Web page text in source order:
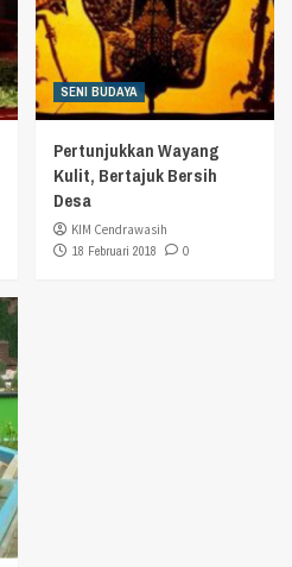
SENI BUDAYA
Pertunjukkan Wayang
Kulit, Bertajuk Bersih
Desa
KIM Cendrawasih
18 Februari 2018
0